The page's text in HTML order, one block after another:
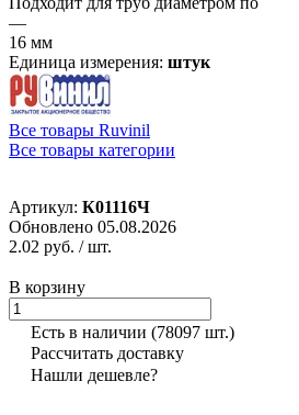
—
16 мм
Единица измерения: штук
Все товары Ruvinil
Все товары категории
Артикул: К01116Ч
Обновлено 05.08.2026
2.02 руб. / шт.
В корзину
Есть в наличии (78097 шт.)
Рассчитать доставку
Нашли дешевле?